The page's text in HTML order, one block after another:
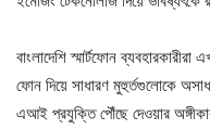
বাংলাদেশি স্মার্টফোন
ফোন দিয়ে সাধারণ মুহুর্তগুলোকে
এআই প্রযুক্তি পৌঁছে দেওয়ার